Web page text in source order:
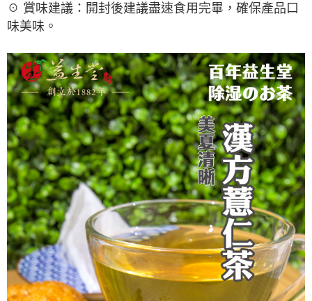
☉ 賞味建議：開封後建議盡速食用完畢，確保產品口
味美味。